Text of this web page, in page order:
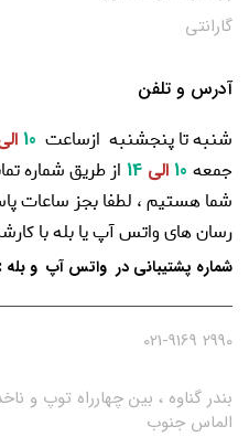
گارانتی
آدرس و تلفن
شنبه تا پنجشنبه ازساعت 10
جمعه
الی از طریق شماره
شما هستیم ، لطفا بجز ساعات
رسان های واتس آپ یا بله با
شماره پشتیبانی در واتس آپ و بله :
2990 021-9169
الماس جنوب